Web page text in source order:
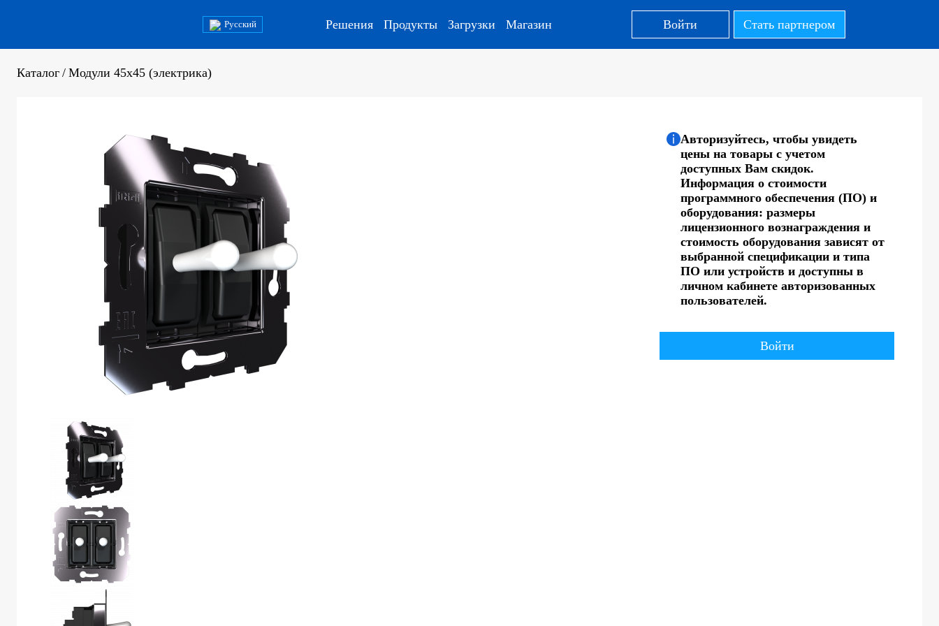
Русский Решения Продукты Загрузки Магазин Войти Стать партнером
Каталог / Модули 45х45 (электрика)
Авторизуйтесь, чтобы увидеть
цены на товары с учетом
доступных Вам скидок.
Информация о стоимости
программного обеспечения (ПО) и
оборудования: размеры
лицензионного вознаграждения и
стоимость оборудования зависят от
выбранной спецификации и типа
ПО или устройств и доступны в
личном кабинете авторизованных
пользователей.
Войти